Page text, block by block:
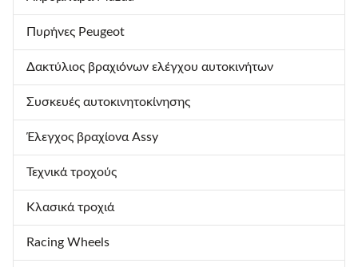
Πυρήνες Peugeot
Δακτύλιος βραχιόνων ελέγχου αυτοκινήτων
Συσκευές αυτοκινητοκίνησης
Έλεγχος βραχίονα Assy
Τεχνικά τροχούς
Κλασικά τροχιά
Racing Wheels